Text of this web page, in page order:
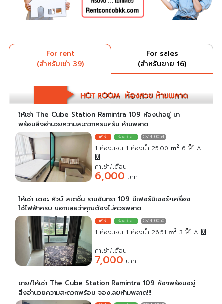
For rent
(สำหรับเช่า 39)
For sales
(สำหรับขาย 16)
ให้เช่า The Cube Station Ramintra 109 ห้องน่าอยู่ มา
พร้อมสิ่งอำนวยความสะดวกครบครัน ห้ามพลาด
CS14-0054
1 ห้องนอน 1 ห้องน้ำ 25.00 m2 6 A
ค่าเช่า/เดือน
6,000 บาท
ให้เช่า เดอะ คิวบ์ สเตชั่น รามอินทรา 109 มีเฟอร์นิเจอร์+เครื่อง
ใช้ไฟฟ้าครบ บอกเลยว่าคุณต้องไ่ม่ควรพลาด
CS14-0050
1 ห้องนอน 1 ห้องน้ำ 26.51 m2 3 A
ค่าเช่า/เดือน
7,000 บาท
ขาย/ให้เช่า The Cube Station Ramintra 109 ห้องพร้อมอยู่
สิ่งอำนวยความสะดวกพร้อม จองเลยห้ามพลาด!!!